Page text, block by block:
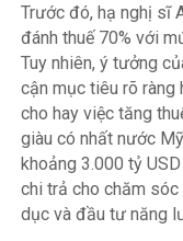
Trước đó, hạ nghị sĩ
đánh thuế 70% với
Tuy nhiên, ý tưởng
cận mục tiêu rõ ràng
cho hay việc tăng
giàu có nhất nước
khoảng 3.000 tỷ
chi trả cho chăm
dục và đầu tư năng